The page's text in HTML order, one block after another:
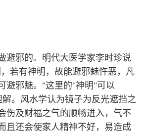
避邪的。明代大医学家李时珍说
若有神明，故能避邪魅忤恶，凡
避邪魅。"这里的"神明"可以
。风水学认为镜子为反光遮挡之
伤及财福之气的顺畅进入，气不
且还会使家人精神不好，易造成